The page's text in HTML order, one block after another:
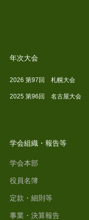
年次大会
2026 第97回 札幌大会
2025 第96回 名古屋大会
学会組織・報告等
学会本部
役員名簿
定款・細則等
事業・決算報告